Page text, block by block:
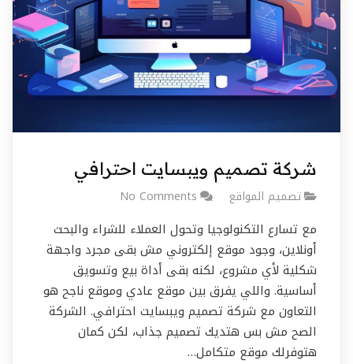
شركة تصميم ويبسايت احترافي
تصميم المواقع No Comments
مع تسارع التكنولوجيا وتحول العملاء للشراء والبحث
أونلاين، وجود موقع إلكتروني مش بقى مجرد واجهة
شكلية لأي مشروع، لكنه بقى أداة بيع وتسويق
أساسية. واللي يفرق بين موقع عادي وموقع ناجح هو
التعاون مع شركة تصميم ويبسايت احترافي. الشركة
الصح مش بس هتديك تصميم جذاب، لكن كمان
هتوفرلك موقع متكامل…